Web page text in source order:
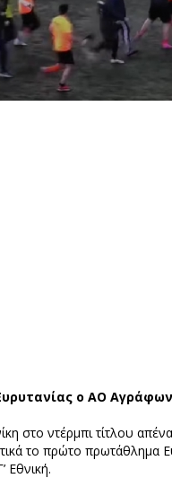
ο ΑΟ Αγράφων
στο ντέρμπι τίτλου
το πρώτο πρωτάθλημα
Εθνική.